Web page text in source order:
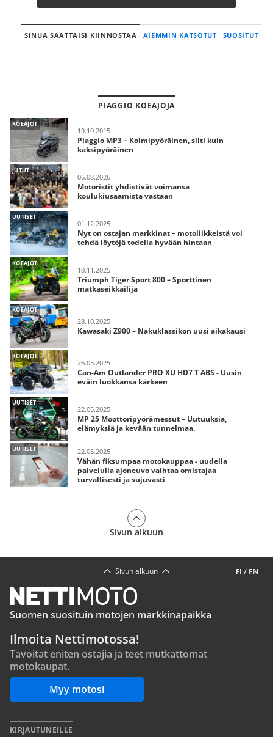
SINUA SAATTAISI KIINNOSTAA AIEMMIN KATSOTUT SUOSITUT
PIAGGIO KOEAJOJA
KOEAJOT
19.10.2015
Piaggio MP3 – Kolmipyöräinen, silti kuin
kaksipyöräinen
JUTUT
06.08.2026
Motoristit yhdistivät voimansa
koulukiusaamista vastaan
UUTISET
01.12.2025
Nyt on ostajan markkinat – motoliikkeistä voi
tehdä löytöjä todella hyvään hintaan
KOEAJOT
10.11.2025
Triumph Tiger Sport 800 – Sporttinen
matkaseikkailija
KOEAJOT
28.10.2025
Kawasaki Z900 – Nakuklassikon uusi aikakausi
KOEAJOT
26.05.2025
Can-Am Outlander PRO XU HD7 T ABS - Uusin
eväin luokkansa kärkeen
UUTISET
22.05.2025
MP 25 Moottoripyörämessut – Uutuuksia,
elämyksiä ja kevään tunnelmaa.
UUTISET 22.05.2025
Vähän fiksumpaa motokauppaa - uudella
palvelulla ajoneuvo vaihtaa omistajaa
turvallisesti ja sujuvasti
Sivun alkuun
FI / EN
Sivun alkuun
Suomen suosituin motojen markkinapaikka
Ilmoita Nettimotossa!
Tavoitat eniten ostajia ja teet mutkattomat
motokaupat.
Myy motosi
KIRJAUTUNEILLE